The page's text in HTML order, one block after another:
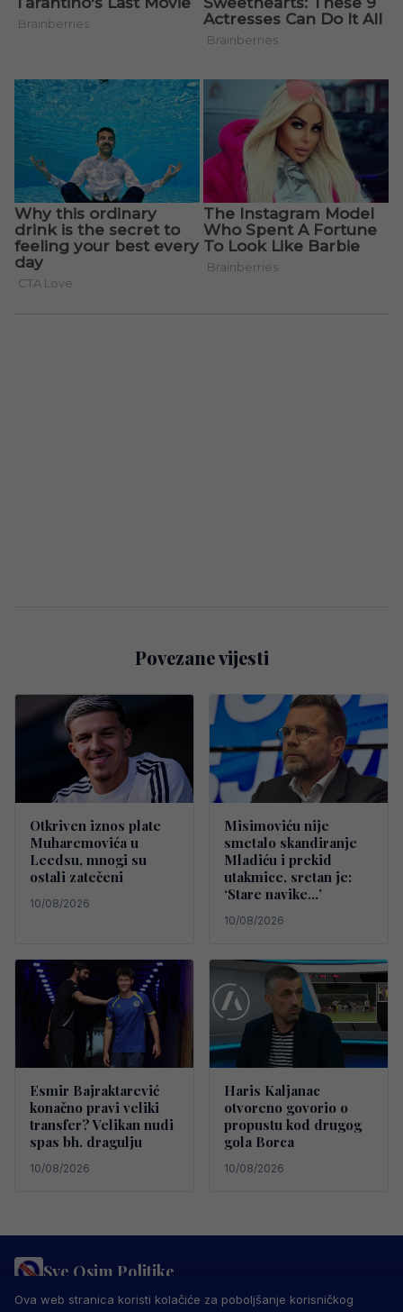
Povezane vijesti
Otkriven iznos plate
Muharemovića u
Leedsu, mnogi su
ostali zatečeni
10/08/2026
Misimoviću nije
smetalo skandiranje
Mladiću i prekid
utakmice, sretan je:
‘Stare navike…’
10/08/2026
Esmir Bajraktarević
konačno pravi veliki
transfer? Velikan nudi
spas bh. dragulju
10/08/2026
Haris Kaljanac
otvoreno govorio o
propustu kod drugog
gola Borca
10/08/2026
Sve Osim Politike
PRAVILA PRIVATNOSTI MARKETING
USLOVI KORIŠTENJA
Ova web stranica koristi kolačiće za poboljšanje korisničkog